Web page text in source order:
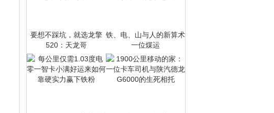
要想不踩坑，就选龙擎
520：天龙哥
铁、电、山与人的新算术
一位煤运